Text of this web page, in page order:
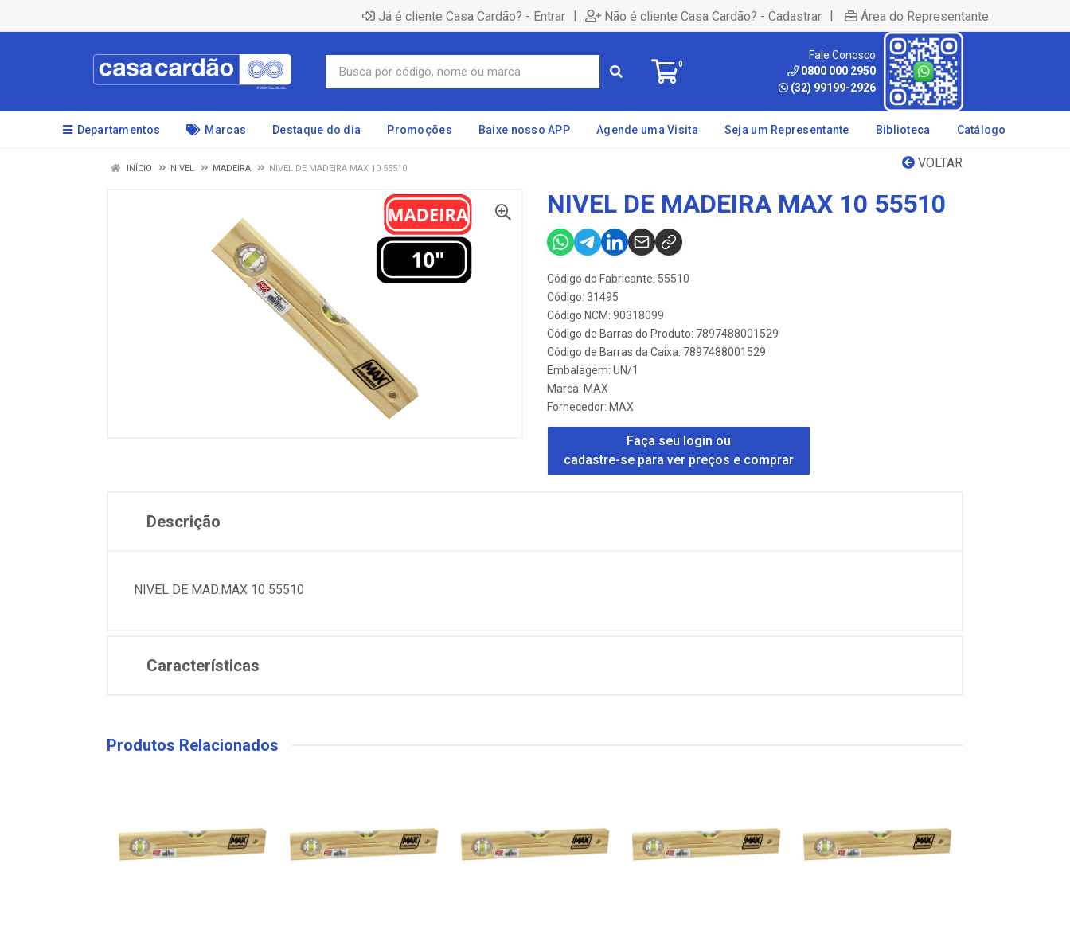
Já é cliente Casa Cardão? - Entrar | Não é cliente Casa Cardão? - Cadastrar | Área do Representante
0
Fale Conosco
0800 000 2950
(32) 99199-2926
Departamentos Marcas Destaque do dia Promoções Baixe nosso APP Agende uma Visita Seja um Representante Biblioteca Catálogo
VOLTAR
INÍCIO NIVEL MADEIRA NIVEL DE MADEIRA MAX 10 55510
NIVEL DE MADEIRA MAX 10 55510
Código do Fabricante: 55510
Código: 31495
Código NCM: 90318099
Código de Barras do Produto: 7897488001529
Código de Barras da Caixa: 7897488001529
Embalagem: UN/1
Marca: MAX
Fornecedor: MAX
Faça seu login ou
cadastre-se para ver preços e comprar
Descrição
NIVEL DE MAD.MAX 10 55510
Características
Produtos Relacionados